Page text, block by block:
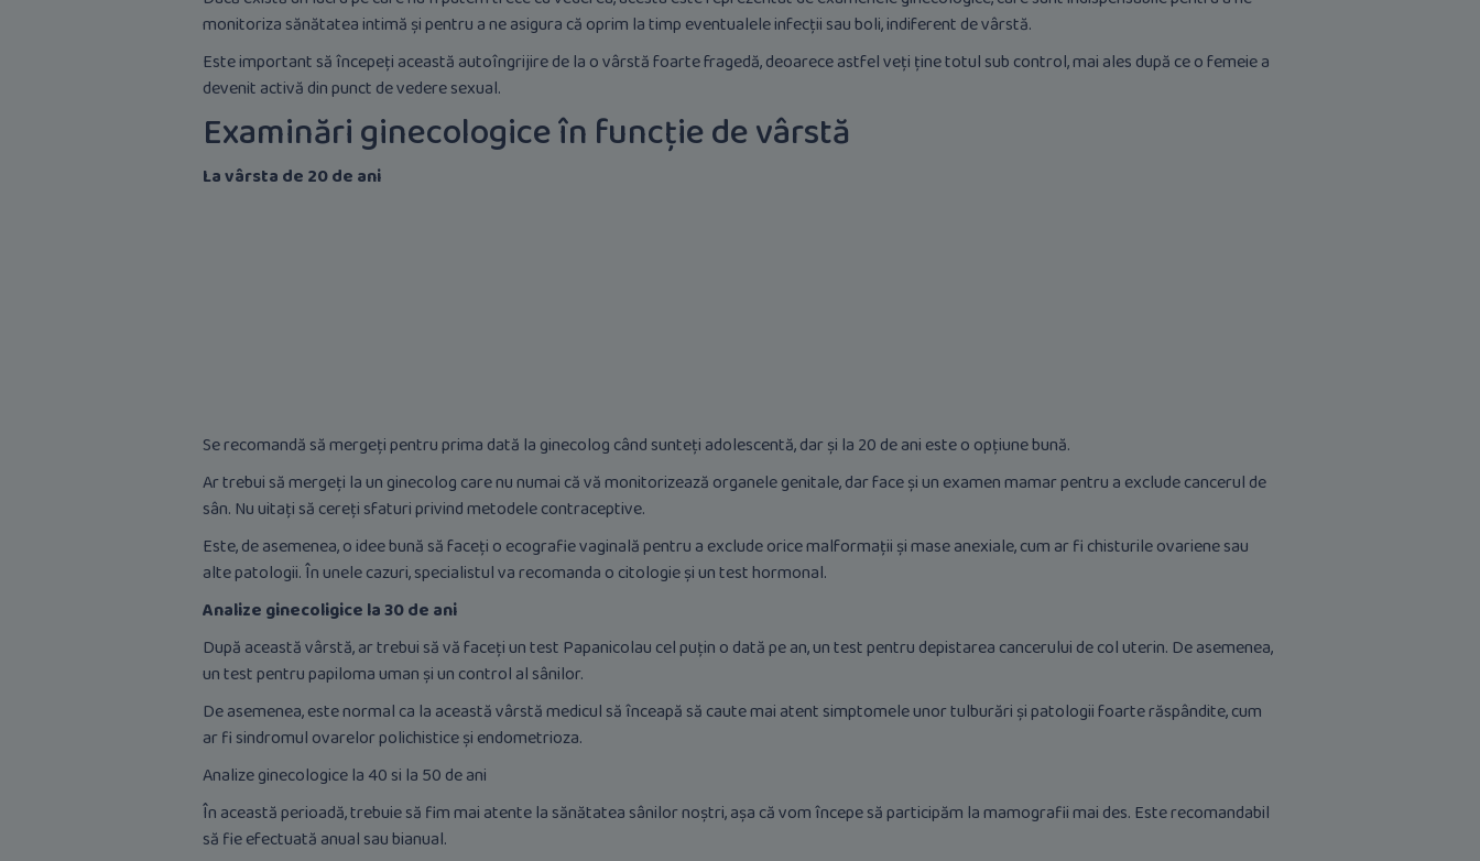
monitoriza sănătatea intimă și pentru a ne asigura că oprim la timp eventualele infecții sau boli, indiferent de vârstă.
Este important să începeți această autoîngrijire de la o vârstă foarte fragedă, deoarece astfel veți ține totul sub control, mai ales după ce o femeie a
devenit activă din punct de vedere sexual.
Examinări ginecologice în funcție de vârstă
La vârsta de 20 de ani
Se recomandă să mergeți pentru prima dată la ginecolog când sunteți adolescentă, dar și la 20 de ani este o opțiune bună.
Ar trebui să mergeți la un ginecolog care nu numai că vă monitorizează organele genitale, dar face și un examen mamar pentru a exclude cancerul de
sân. Nu uitați să cereți sfaturi privind metodele contraceptive.
Este, de asemenea, o idee bună să faceți o ecografie vaginală pentru a exclude orice malformații și mase anexiale, cum ar fi chisturile ovariene sau
alte patologii. În unele cazuri, specialistul va recomanda o citologie și un test hormonal.
Analize ginecoligice la 30 de ani
După această vârstă, ar trebui să vă faceți un test Papanicolau cel puțin o dată pe an, un test pentru depistarea cancerului de col uterin. De asemenea,
un test pentru papiloma uman și un control al sânilor.
De asemenea, este normal ca la această vârstă medicul să înceapă să caute mai atent simptomele unor tulburări și patologii foarte răspândite, cum
ar fi sindromul ovarelor polichistice și endometrioza.
Analize ginecologice la 40 si la 50 de ani
În această perioadă, trebuie să fim mai atente la sănătatea sânilor noștri, așa că vom începe să participăm la mamografii mai des. Este recomandabil
să fie efectuată anual sau bianual.